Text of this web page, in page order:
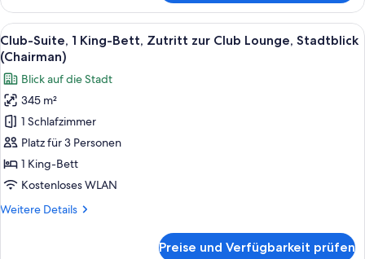
Studio,
Zutritt
zur
Club
Lounge,
Stadtblick
(Studio)
Alle
Fotos
für
Club-
Suite,
1 King-
Bett,
Zutritt
zur
Lounge,
Ein modernes Hotelzimmer mit
24
Club-Suite, 1 King-Bett, Zutritt zur Club Lounge, Stadtblick
(Chairman)
Blick auf die Stadt
345 m²
1 Schlafzimmer
Platz für 3 Personen
1 King-Bett
Kostenloses WLAN
Weitere Details
Weitere
Preise und Verfügbarkeit prüfen